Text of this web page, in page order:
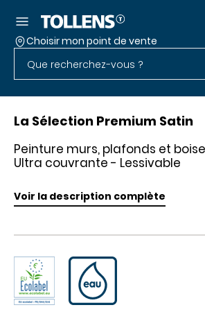
Passer la liste des
Choisir mon point de vente
Rechercher dans le site
Accéder au menu
La Sélection Premium Satin
Peinture murs, plafonds et
Ultra couvrante - Lessivable
Voir la description complète